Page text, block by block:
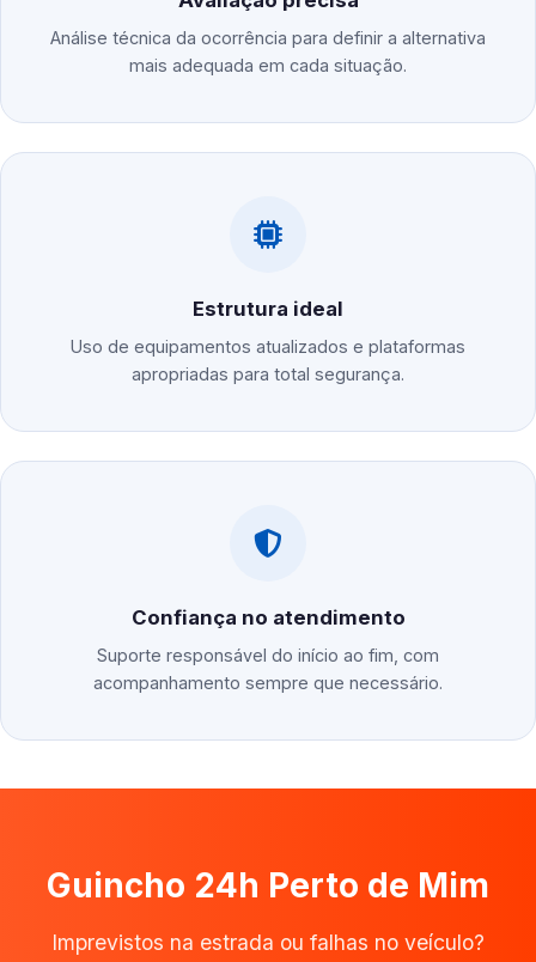
Análise técnica da ocorrência para definir a alternativa
mais adequada em cada situação.
Estrutura ideal
Uso de equipamentos atualizados e plataformas
apropriadas para total segurança.
Confiança no atendimento
Suporte responsável do início ao fim, com
acompanhamento sempre que necessário.
Guincho 24h Perto de Mim
Imprevistos na estrada ou falhas no veículo?